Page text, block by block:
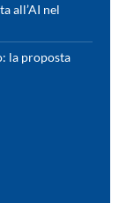
all’AI nel
la proposta